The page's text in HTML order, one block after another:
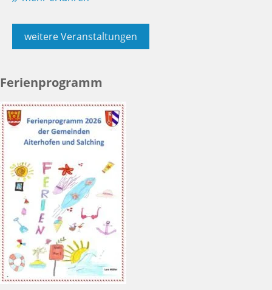
weitere Veranstaltungen
Ferienprogramm